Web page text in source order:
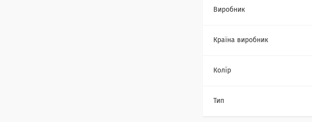
Виробник
Країна виробник
Колір
Тип